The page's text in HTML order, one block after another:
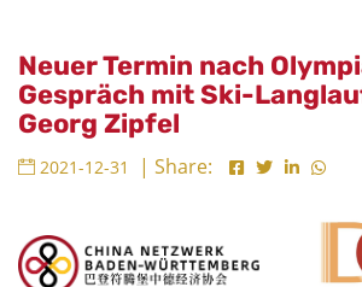
Neuer Termin nach
Gespräch mit Ski-
Georg Zipfel
2021-12-31 | Share: